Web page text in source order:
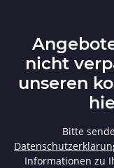
nicht
unseren
Bitte
Informationen zu